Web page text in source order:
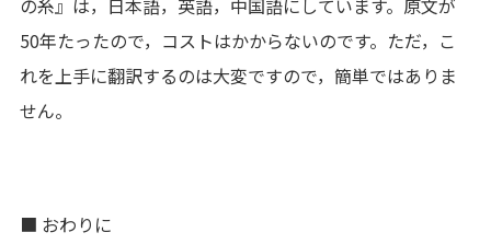
の糸』は，日本語，英語，中国語にしています。原文が
50年たったので，コストはかからないのです。ただ，こ
れを上手に翻訳するのは大変ですので，簡単ではありま
せん。
■ おわりに